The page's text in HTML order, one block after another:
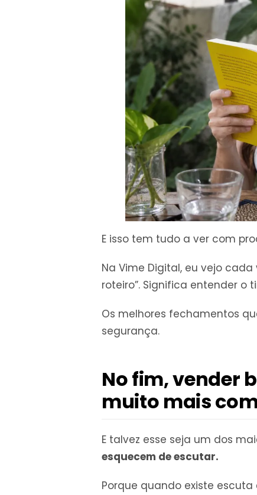
E isso tem tudo a ver com
Na Vime Digital, eu vejo
roteiro”. Significa entender o
Os melhores fechamentos
segurança.
No fim, vender
muito mais
E talvez esse seja um dos
esquecem de escutar.
Porque quando existe